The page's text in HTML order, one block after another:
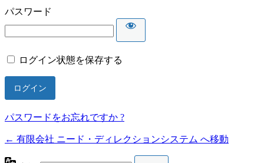
パスワード
ログイン状態を保存する
パスワードをお忘れですか ?
← 有限会社 ニード・ディレクションシステム へ移動